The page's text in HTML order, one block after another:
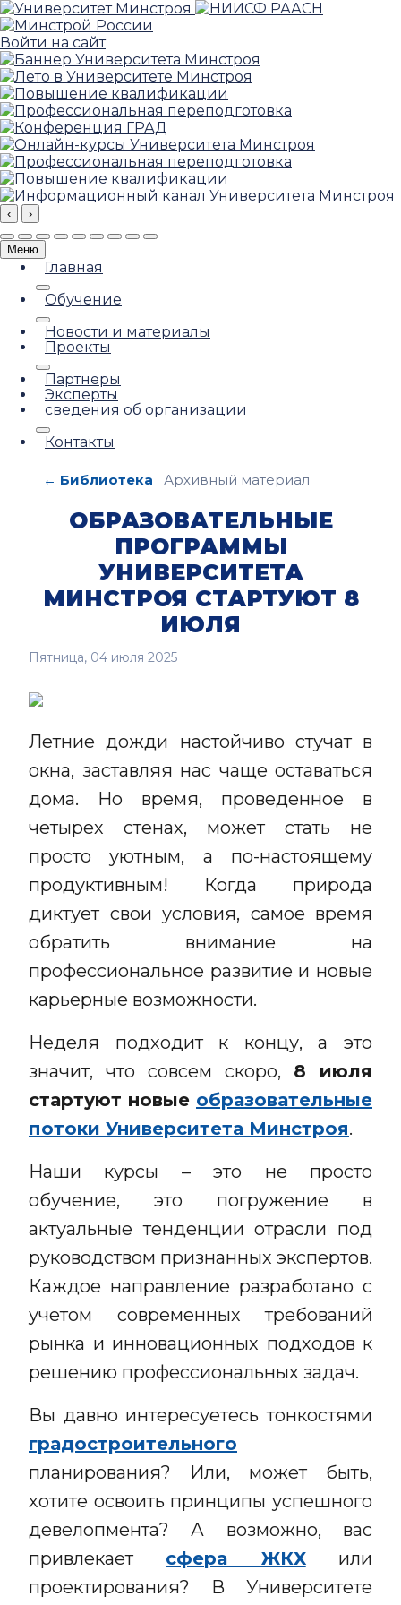
Войти на сайт
‹ ›
Меню
Главная
Обучение
Новости и материалы
Проекты
Партнеры
Эксперты
сведения об организации
Контакты
← Библиотека Архивный материал
ОБРАЗОВАТЕЛЬНЫЕ
ПРОГРАММЫ
УНИВЕРСИТЕТА
МИНСТРОЯ СТАРТУЮТ 8
ИЮЛЯ
Пятница, 04 июля 2025
Летние дожди настойчиво стучат в
окна, заставляя нас чаще оставаться
дома. Но время, проведенное в
четырех стенах, может стать не
просто уютным, а по-настоящему
продуктивным! Когда природа
диктует свои условия, самое время
обратить внимание на
профессиональное развитие и новые
карьерные возможности.
Неделя подходит к концу, а это
значит, что совсем скоро, 8 июля
стартуют новые образовательные
потоки Университета Минстроя.
Наши курсы – это не просто
обучение, это погружение в
актуальные тенденции отрасли под
руководством признанных экспертов.
Каждое направление разработано с
учетом современных требований
рынка и инновационных подходов к
решению профессиональных задач.
Вы давно интересуетесь тонкостями
градостроительного
планирования? Или, может быть,
хотите освоить принципы успешного
девелопмента? А возможно, вас
привлекает сфера ЖКХили
проектирования? В Университете